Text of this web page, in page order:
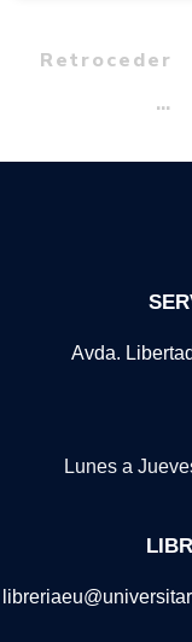
Retroceder
…
Avda.
Lunes a